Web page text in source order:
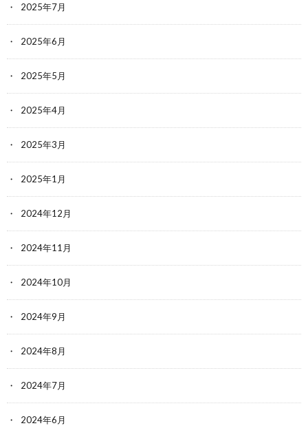
2025年7月
2025年6月
2025年5月
2025年4月
2025年3月
2025年1月
2024年12月
2024年11月
2024年10月
2024年9月
2024年8月
2024年7月
2024年6月